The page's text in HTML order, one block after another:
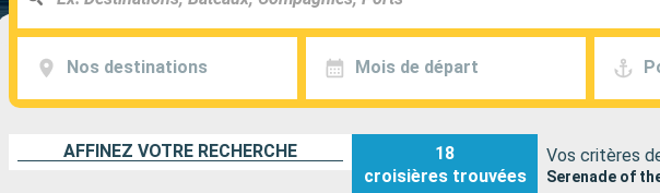
Nos destinations Mois de départ
AFFINEZ VOTRE RECHERCHE
18
croisières trouvées
Vos critères
Serenade of